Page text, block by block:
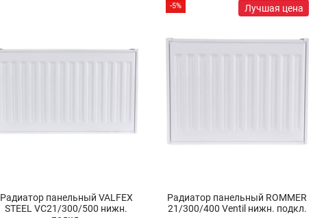
Радиатор панельный VALFEX
STEEL VC21/300/500 нижн.
Лучшая цена
-5%
Радиатор панельный ROMMER
21/300/400 Ventil нижн. подкл.